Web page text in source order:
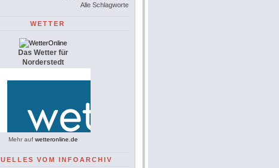
Alle Schlagworte
WETTER
Das Wetter für
Norderstedt
Mehr auf wetteronline.de
VOM INFOARCHIV